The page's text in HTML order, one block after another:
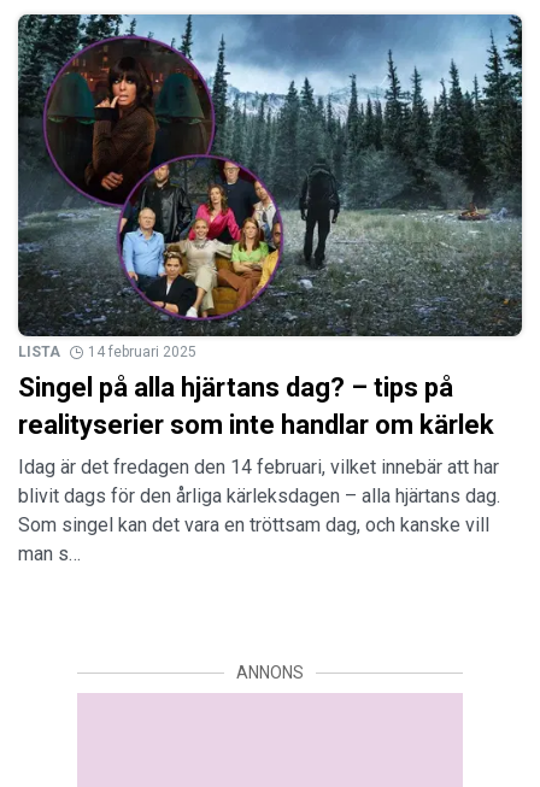
LISTA 14 februari 2025
Singel på alla hjärtans dag? – tips på
realityserier som inte handlar om kärlek
Idag är det fredagen den 14 februari, vilket innebär att har
blivit dags för den årliga kärleksdagen – alla hjärtans dag.
Som singel kan det vara en tröttsam dag, och kanske vill
man s…
ANNONS